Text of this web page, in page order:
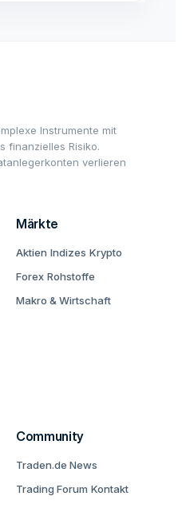
Instrumente mit
finanzielles Risiko.
verlieren
Märkte
Aktien Indizes Krypto
Forex Rohstoffe
Makro & Wirtschaft
Community
Traden.de News
Trading Forum Kontakt